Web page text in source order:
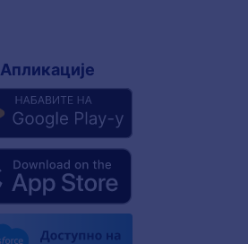
Апликације